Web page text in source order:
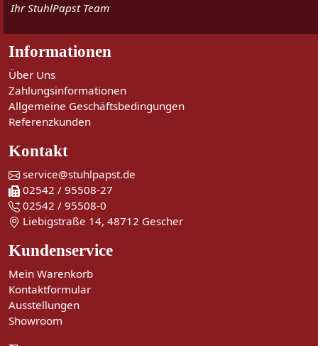
Ihr StuhlPapst Team
Informationen
Über Uns
Zahlungsinformationen
Allgemeine Geschäftsbedingungen
Referenzkunden
Kontakt
service@stuhlpapst.de
02542 / 95508-27
02542 / 95508-0
Liebigstraße 14, 48712 Gescher
Kundenservice
Mein Warenkorb
Kontaktformular
Ausstellungen
Showroom